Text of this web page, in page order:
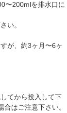
〜200mlを排水口に
い。
が、約3ヶ月〜6ヶ
てから投入して下
はご注意下さい。